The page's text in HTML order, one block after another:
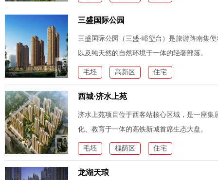
三盛国际公园
三盛国际公园（三盛·峪玺台）是旅游路南集
以及纯天然的自然环境于一体的轻奢部落。
毛坯 高新区 住宅
西城·济水上苑
济水上苑项目位于西客站核心区域，是一座
化、教育于一体的高铁新城首席生态大盘。
毛坯 槐荫区 住宅
龙湖天琅